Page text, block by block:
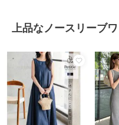
上品なノースリーブ